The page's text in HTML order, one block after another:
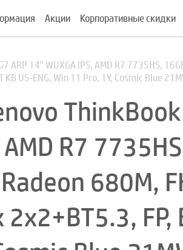
Акции Корпоративные скидки
ARP 14" WUXGA IPS, AMD R7 7735HS,
US-ENG, Win 11 Pro, 1Y, Cosmic Blue
AMD R7
680M,
FP,